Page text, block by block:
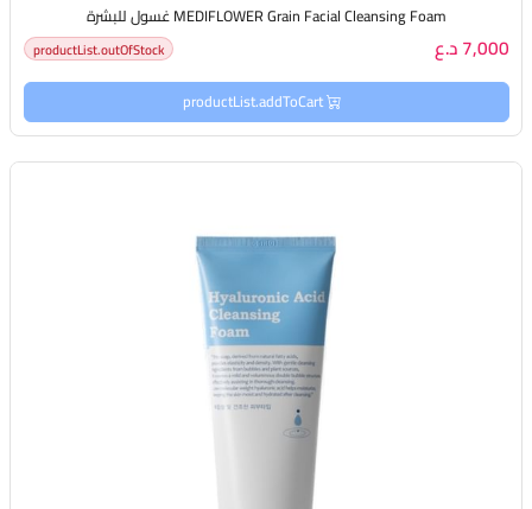
MEDIFLOWER Grain Facial Cleansing Foam غسول للبشرة
7,000 د.ع productList.outOfStock
productList.addToCart